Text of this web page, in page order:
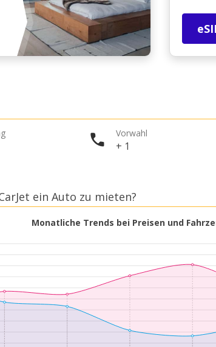
Vorwahl
+ 1
ein Auto zu mieten?
Monatliche Trends bei Preisen und